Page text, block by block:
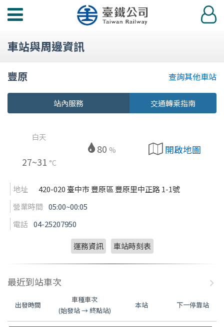
功
選
登
入
車站與周邊資訊
豐原 查詢其他車站
站內服務 交通轉乘指南
白天
27~31 °C
80 % 開啟地圖
地址
420-020 臺中市 豐原區 豐原里中正路 1-1號
營業時間 05:00~00:05
電話 04-25207950
運務資訊 車站時刻表
最近到站車次
出發時間
車種車次
(始發站 → 終點站)
本站 下一停靠站